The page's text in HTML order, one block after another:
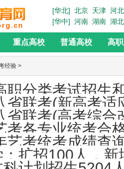
[华北] 北京 天津 河北
[华中] 河南 湖南 湖北
重点高校 普通高校 高
经验 >
职分类考试招生
省联考(新高考
省联考(高考综
考各专业统考合
艺考统考成绩查
扩招100人，新